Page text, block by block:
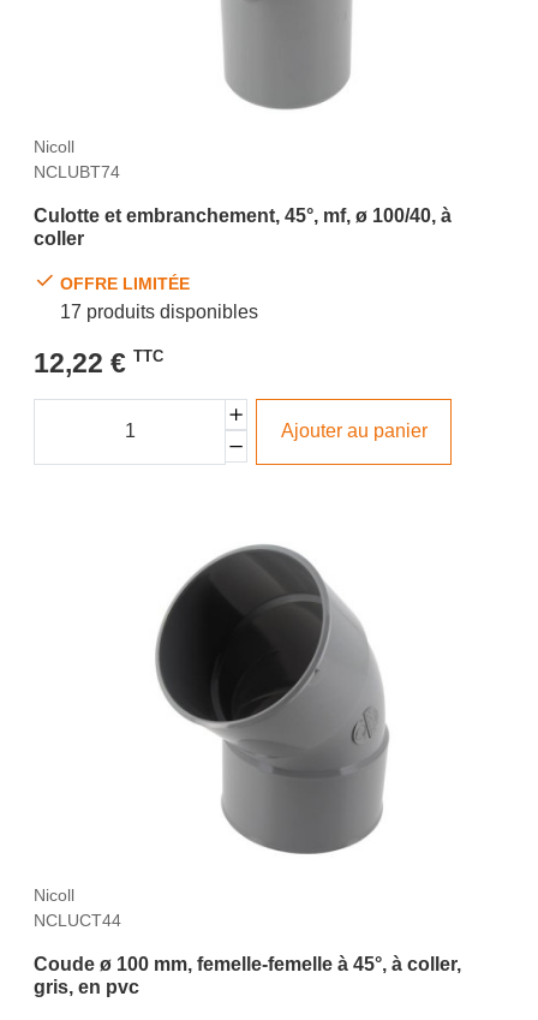
Nicoll
NCLUBT74
Culotte et embranchement, 45°, mf, ø 100/40, à
coller
OFFRE LIMITÉE
17 produits disponibles
12,22 € TTC
Ajouter au panier
Nicoll
NCLUCT44
Coude ø 100 mm, femelle-femelle à 45°, à coller,
gris, en pvc